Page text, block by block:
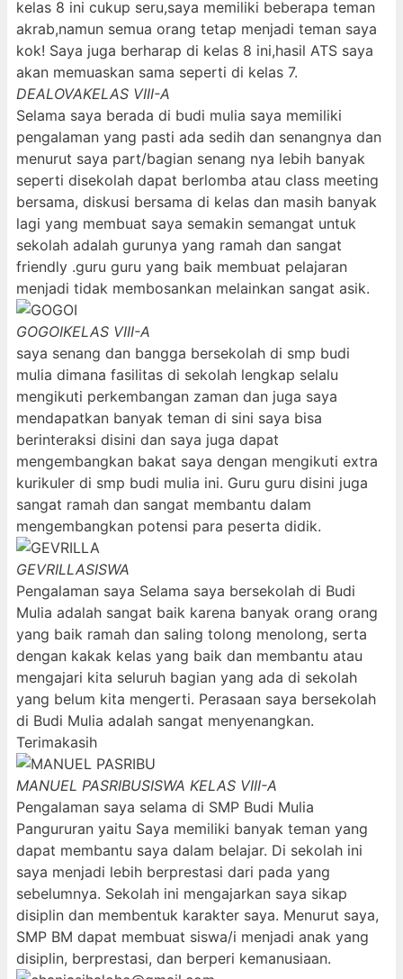
kelas 8 ini cukup seru,saya memiliki beberapa teman
akrab,namun semua orang tetap menjadi teman saya
kok! Saya juga berharap di kelas 8 ini,hasil ATS saya
akan memuaskan sama seperti di kelas 7.
DEALOVAKELAS VIII-A
Selama saya berada di budi mulia saya memiliki
pengalaman yang pasti ada sedih dan senangnya dan
menurut saya part/bagian senang nya lebih banyak
seperti disekolah dapat berlomba atau class meeting
bersama, diskusi bersama di kelas dan masih banyak
lagi yang membuat saya semakin semangat untuk
sekolah adalah gurunya yang ramah dan sangat
friendly .guru guru yang baik membuat pelajaran
menjadi tidak membosankan melainkan sangat asik.
GOGOIKELAS VIII-A
saya senang dan bangga bersekolah di smp budi
mulia dimana fasilitas di sekolah lengkap selalu
mengikuti perkembangan zaman dan juga saya
mendapatkan banyak teman di sini saya bisa
berinteraksi disini dan saya juga dapat
mengembangkan bakat saya dengan mengikuti extra
kurikuler di smp budi mulia ini. Guru guru disini juga
sangat ramah dan sangat membantu dalam
mengembangkan potensi para peserta didik.
GEVRILLASISWA
Pengalaman saya Selama saya bersekolah di Budi
Mulia adalah sangat baik karena banyak orang orang
yang baik ramah dan saling tolong menolong, serta
dengan kakak kelas yang baik dan membantu atau
mengajari kita seluruh bagian yang ada di sekolah
yang belum kita mengerti. Perasaan saya bersekolah
di Budi Mulia adalah sangat menyenangkan.
Terimakasih
MANUEL PASRIBUSISWA KELAS VIII-A
Pengalaman saya selama di SMP Budi Mulia
Pangururan yaitu Saya memiliki banyak teman yang
dapat membantu saya dalam belajar. Di sekolah ini
saya menjadi lebih berprestasi dari pada yang
sebelumnya. Sekolah ini mengajarkan saya sikap
disiplin dan membentuk karakter saya. Menurut saya,
SMP BM dapat membuat siswa/i menjadi anak yang
disiplin, berprestasi, dan berperi kemanusiaan.